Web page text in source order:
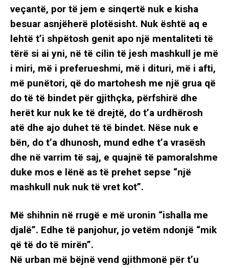
veçantë, por të jem e sinqertë nuk e kisha
besuar asnjëherë plotësisht. Nuk është aq e
lehtë t’i shpëtosh genit apo një mentaliteti të
tërë si ai yni, në të cilin të jesh mashkull je më
i miri, më i preferueshmi, më i dituri, më i afti,
më punëtori, që do martohesh me një grua që
do të të bindet për gjithçka, përfshirë dhe
herët kur nuk ke të drejtë, do t’a urdhërosh
atë dhe ajo duhet të të bindet. Nëse nuk e
bën, do t’a dhunosh, mund edhe t’a vrasësh
dhe në varrim të saj, e quajnë të pamoralshme
duke mos e lënë as të prehet sepse “një
mashkull nuk nuk të vret kot”.
Më shihnin në rrugë e më uronin “ishalla me
djalë”. Edhe të panjohur, jo vetëm ndonjë “mik
që të do të mirën”.
Në urban më bëjnë vend gjithmonë për t’u